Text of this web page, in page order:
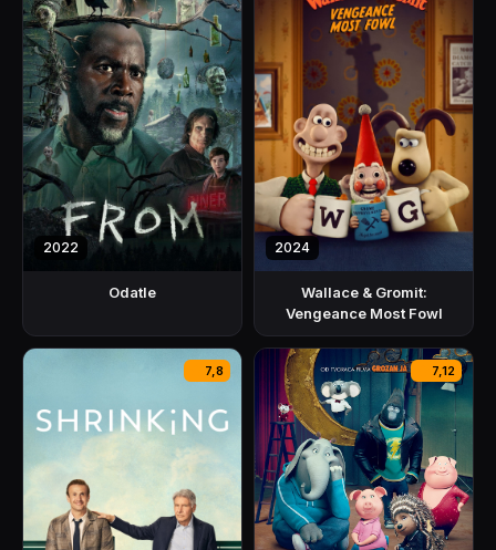
2022
Odatle
2024
Wallace & Gromit:
Vengeance Most Fowl
7,8 7,12